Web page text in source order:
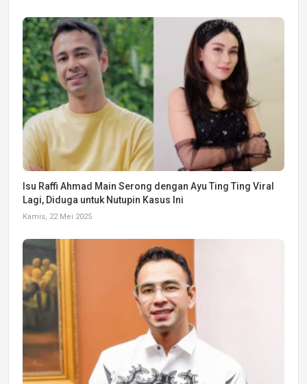
Isu Raffi Ahmad Main Serong dengan Ayu Ting Ting Viral
Lagi, Diduga untuk Nutupin Kasus Ini
Kamis, 22 Mei 2025